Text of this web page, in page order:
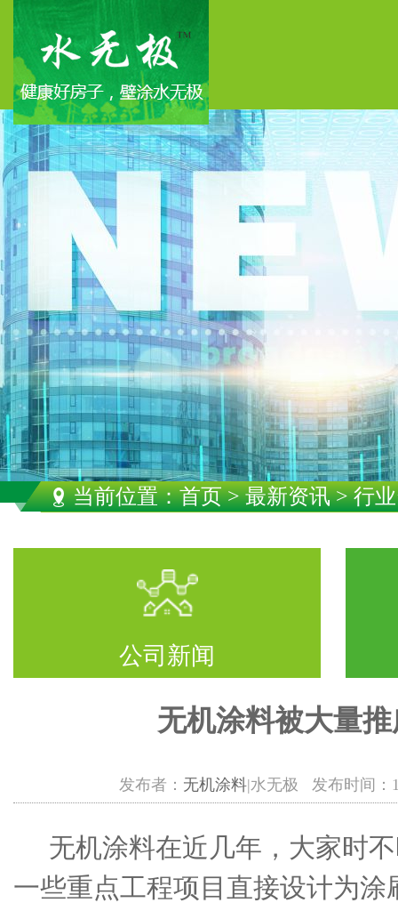
当前位置：首页>最新资讯> 行
公司新闻
无机涂料被大量
发布者： 无机涂料|水无极 发布时间：
无机涂料在近几年，大家时不
一些重点工程项目直接设计为